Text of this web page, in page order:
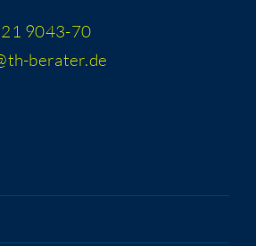
9043-70
berater.de